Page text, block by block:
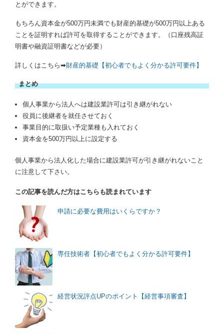
とができます。
もちろん資本金が500万円未満でも財産的基礎が500万円以上ある
ことを証明すれば許可を取得することができます。（口座残高証
明書や融資証明書などが必要）
詳しくはこちら➡財産的基礎【初心者でもよく分かる許可要件】
まとめ
個人事業から法人へは建設業許可は引き継がれない
役員に後継者を就任させておく
事業目的に取扱い予定業種も入れておく
資本金を500万円以上に設定する
個人事業から法人化した場合に建設業許可が引き継がれないこと
に注意して下さい。
この記事を読んだ方はこちらも読まれています
申請に必要な費用はいくらですか？
専任技術者【初心者でもよく分かる許可要件】
経営状況評点UPのポイント【経営事項審査】